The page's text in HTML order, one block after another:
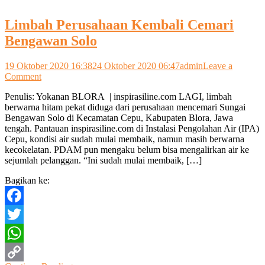
Limbah Perusahaan Kembali Cemari
Bengawan Solo
19 Oktober 2020 16:3824 Oktober 2020 06:47adminLeave a
Commenton
Perusahaan
Kembali
Cemari
Bengawan
Solo
Penulis: Yokanan BLORA | inspirasiline.com LAGI, limbah
berwarna hitam pekat diduga dari perusahaan mencemari Sungai
Bengawan Solo di Kecamatan Cepu, Kabupaten Blora, Jawa
tengah. Pantauan inspirasiline.com di Instalasi Pengolahan Air (IPA)
Cepu, kondisi air sudah mulai membaik, namun masih berwarna
kecokelatan. PDAM pun mengaku belum bisa mengalirkan air ke
sejumlah pelanggan. “Ini sudah mulai membaik, […]
Bagikan ke:
Facebook
Twitter
WhatsApp